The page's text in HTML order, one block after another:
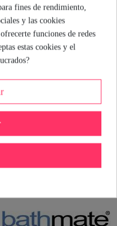
boquilla suave y el
cómodo y eficaz.
y en disfrutar del
Erótica
fines de rendimiento,
y las cookies
funciones de redes
estas cookies y el